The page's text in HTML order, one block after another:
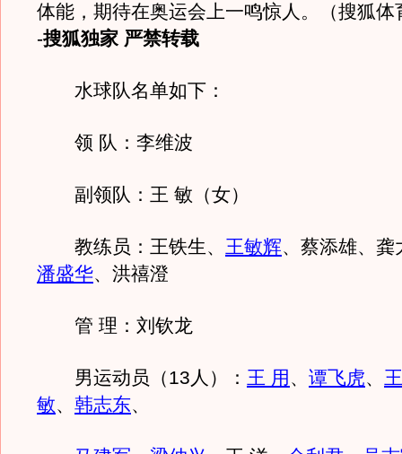
体能，期待在奥运会上一鸣惊人。（搜狐体
-搜狐独家 严禁转载
水球队名单如下：
领 队：李维波
副领队：王 敏（女）
教练员：王铁生、 王敏辉、蔡添雄、龚
潘盛华、洪禧澄
管 理：刘钦龙
男运动员（13人）： 王 用 、 谭飞虎、
敏、 韩志东、